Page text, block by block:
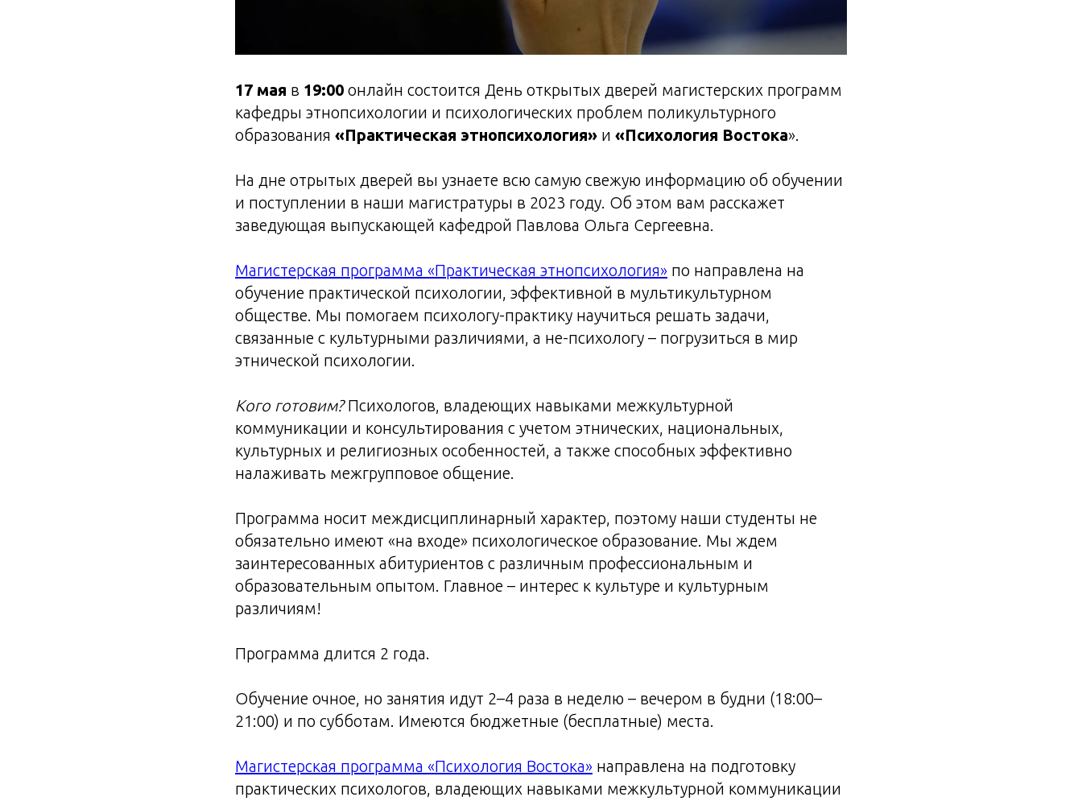
17 мая в 19:00 онлайн состоится День открытых дверей магистерских программ
кафедры этнопсихологии и психологических проблем поликультурного
образования «Практическая этнопсихология» и «Психология Востока».
На дне отрытых дверей вы узнаете всю самую свежую информацию об обучении
и поступлении в наши магистратуры в 2023 году. Об этом вам расскажет
заведующая выпускающей кафедрой Павлова Ольга Сергеевна.
Магистерская программа «Практическая этнопсихология» по направлена на
обучение практической психологии, эффективной в мультикультурном
обществе. Мы помогаем психологу-практику научиться решать задачи,
связанные с культурными различиями, а не-психологу – погрузиться в мир
этнической психологии.
Кого готовим?Психологов, владеющих навыками межкультурной
коммуникации и консультирования с учетом этнических, национальных,
культурных и религиозных особенностей, а также способных эффективно
налаживать межгрупповое общение.
Программа носит междисциплинарный характер, поэтому наши студенты не
обязательно имеют «на входе» психологическое образование. Мы ждем
заинтересованных абитуриентов с различным профессиональным и
образовательным опытом. Главное – интерес к культуре и культурным
различиям!
Программа длится 2 года.
Обучение очное, но занятия идут 2–4 раза в неделю – вечером в будни (18:00–
21:00) и по субботам. Имеются бюджетные (бесплатные) места.
Магистерская программа «Психология Востока» направлена на подготовку
практических психологов, владеющих навыками межкультурной коммуникации